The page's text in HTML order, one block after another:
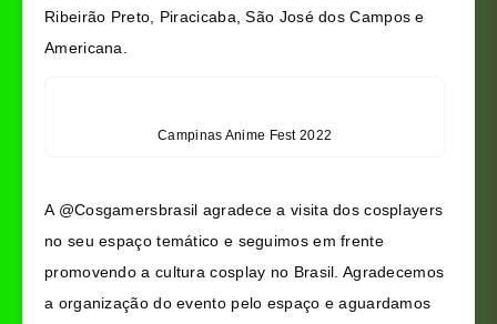
Ribeirão Preto, Piracicaba, São José dos Campos e
Americana.
Campinas Anime Fest 2022
A @Cosgamersbrasil agradece a visita dos cosplayers
no seu espaço temático e seguimos em frente
promovendo a cultura cosplay no Brasil. Agradecemos
a organização do evento pelo espaço e aguardamos